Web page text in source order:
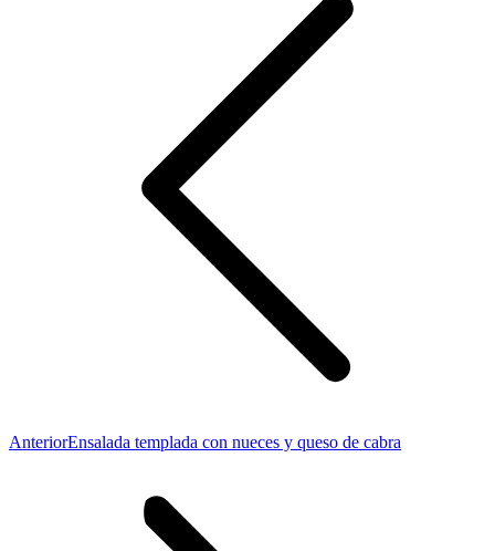
AnteriorPublicación
Ensalada templada con nueces y queso de cabra